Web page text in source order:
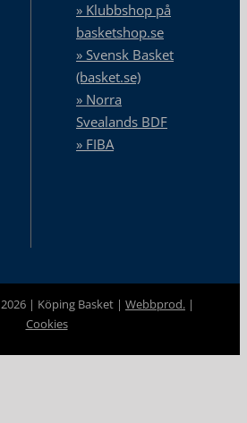
» Klubbshop på
basketshop.se
» Svensk Basket
(basket.se)
» Norra
Svealands BDF
» FIBA
2026 | Köping Basket | Webbprod. |
Cookies